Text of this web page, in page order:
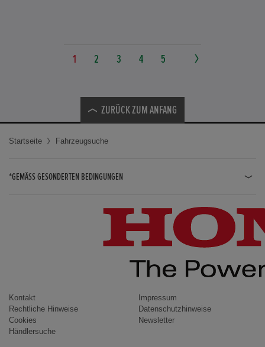
1 2 3 4 5
ZURÜCK ZUM ANFANG
Startseite Fahrzeugsuche
*GEMÄSS GESONDERTEN BEDINGUNGEN
CIVIC / CIVIC LIMOUSINE
INSIGHT
ACCORD
Kontakt
Impressum
Rechtliche Hinweise
Datenschutzhinweise
Cookies
Newsletter
Händlersuche